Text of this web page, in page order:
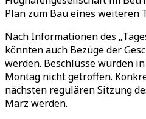
Plan zum Bau eines weiteren
Nach Informationen des
könnten auch Bezüge der
werden. Beschlüsse wurden
Montag nicht getroffen.
nächsten regulären Sitzung
März werden.